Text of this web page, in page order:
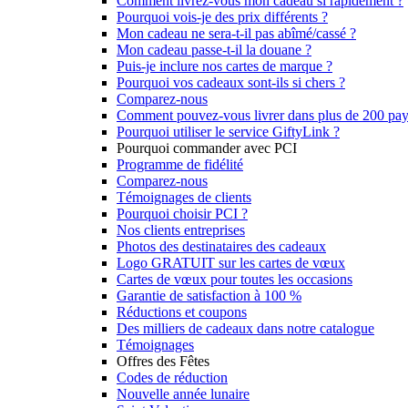
Pourquoi vois-je des prix différents ?
Mon cadeau ne sera-t-il pas abîmé/cassé ?
Mon cadeau passe-t-il la douane ?
Puis-je inclure nos cartes de marque ?
Pourquoi vos cadeaux sont-ils si chers ?
Comparez-nous
Comment pouvez-vous livrer dans plus de 200
Pourquoi utiliser le service GiftyLink ?
Pourquoi commander avec PCI
Programme de fidélité
Comparez-nous
Témoignages de clients
Pourquoi choisir PCI ?
Nos clients entreprises
Photos des destinataires des cadeaux
Logo GRATUIT sur les cartes de vœux
Cartes de vœux pour toutes les occasions
Garantie de satisfaction à 100 %
Réductions et coupons
Des milliers de cadeaux dans notre catalogue
Témoignages
Offres des Fêtes
Codes de réduction
Nouvelle année lunaire